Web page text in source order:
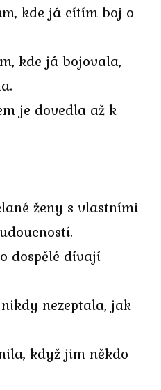
kde já cítím boj o
kde já bojovala,
je dovedla až k
ženy s vlastními
dospělé dívají
nezeptala, jak
když jim někdo